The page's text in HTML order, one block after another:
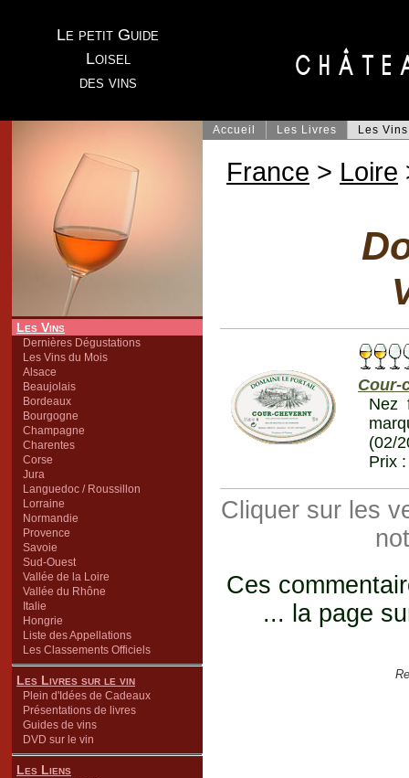
Le petit Guide
Loisel
des vins
Les Vins
Dernières Dégustations
Les Vins du Mois
Alsace
Beaujolais
Bordeaux
Bourgogne
Champagne
Charentes
Corse
Jura
Languedoc / Roussillon
Lorraine
Normandie
Provence
Savoie
Sud-Ouest
Vallée de la Loire
Vallée du Rhône
Italie
Hongrie
Liste des Appellations
Les Classements Officiels
Les Livres sur le vin
Plein d'Idées de Cadeaux
Présentations de livres
Guides de vins
DVD sur le vin
Les Liens
Accueil Les Livres Les Vins
France > Loire
Cour-
Nez
(02/
Prix :
Cliquer sur les
Ces
... la page